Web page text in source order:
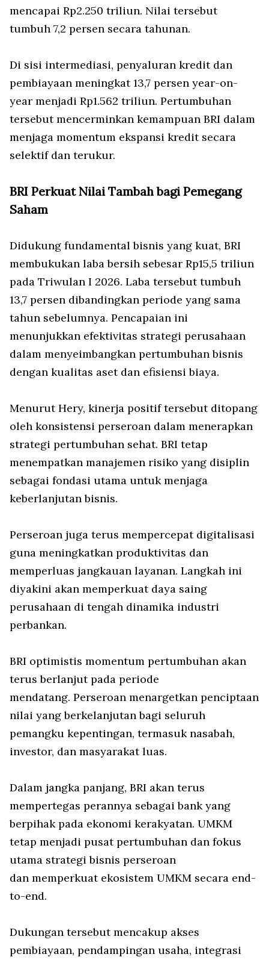
mencapai Rp2.250 triliun. Nilai tersebut
tumbuh 7,2 persen secara tahunan.
Di sisi intermediasi, penyaluran kredit dan
pembiayaan meningkat 13,7 persen year-on-
year menjadi Rp1.562 triliun. Pertumbuhan
tersebut mencerminkan kemampuan BRI dalam
menjaga momentum ekspansi kredit secara
selektif dan terukur.
BRI Perkuat Nilai Tambah bagi Pemegang
Saham
Didukung fundamental bisnis yang kuat, BRI
membukukan laba bersih sebesar Rp15,5 triliun
pada Triwulan I 2026. Laba tersebut tumbuh
13,7 persen dibandingkan periode yang sama
tahun sebelumnya. Pencapaian ini
menunjukkan efektivitas strategi perusahaan
dalam menyeimbangkan pertumbuhan bisnis
dengan kualitas aset dan efisiensi biaya.
Menurut Hery, kinerja positif tersebut ditopang
oleh konsistensi perseroan dalam menerapkan
strategi pertumbuhan sehat. BRI tetap
menempatkan manajemen risiko yang disiplin
sebagai fondasi utama untuk menjaga
keberlanjutan bisnis.
Perseroan juga terus mempercepat digitalisasi
guna meningkatkan produktivitas dan
memperluas jangkauan layanan. Langkah ini
diyakini akan memperkuat daya saing
perusahaan di tengah dinamika industri
perbankan.
BRI optimistis momentum pertumbuhan akan
terus berlanjut pada periode
mendatang. Perseroan menargetkan penciptaan
nilai yang berkelanjutan bagi seluruh
pemangku kepentingan, termasuk nasabah,
investor, dan masyarakat luas.
Dalam jangka panjang, BRI akan terus
mempertegas perannya sebagai bank yang
berpihak pada ekonomi kerakyatan. UMKM
tetap menjadi pusat pertumbuhan dan fokus
utama strategi bisnis perseroan
dan memperkuat ekosistem UMKM secara end-
to-end.
Dukungan tersebut mencakup akses
pembiayaan, pendampingan usaha, integrasi